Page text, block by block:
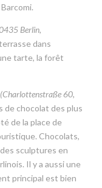
Berlin,
dans
tarte, la forêt
(Charlottenstraße 60,
de chocolat des plus
de la place de
Chocolats,
sculptures en
Il y a aussi une
principal est bien